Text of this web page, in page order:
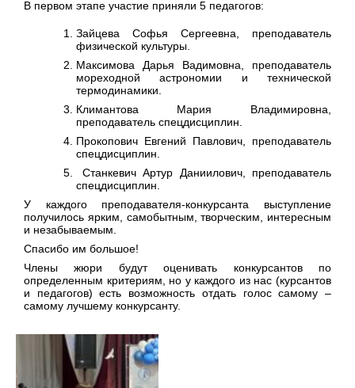
В первом этапе участие приняли 5 педагогов:
Зайцева Софья Сергеевна, преподаватель
физической культуры.
Максимова Дарья Вадимовна, преподаватель
мореходной астрономии и технической
термодинамики.
Климантова Мария Владимировна,
преподаватель спецдисциплин.
Прокопович Евгений Павлович, преподаватель
спецдисциплин.
Станкевич Артур Даниилович, преподаватель
спецдисциплин.
У каждого преподавателя-конкурсанта выступление
получилось ярким, самобытным, творческим, интересным
и незабываемым.
Спасибо им большое!
Члены жюри будут оценивать конкурсантов по
определенным критериям, но у каждого из нас (курсантов
и педагогов) есть возможность отдать голос самому –
самому лучшему конкурсанту.